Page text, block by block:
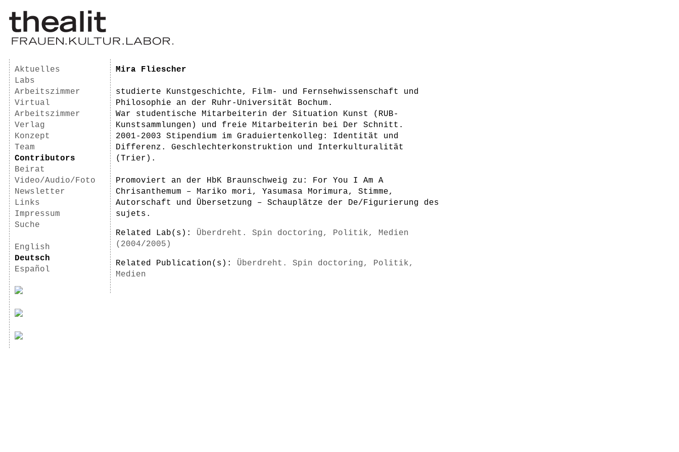
Aktuelles
Labs
Arbeitszimmer
Virtual
Arbeitszimmer
Verlag
Konzept
Team
Contributors
Beirat
Video/Audio/Foto
Newsletter
Links
Impressum
Suche
English
Deutsch
Español
Mira Fliescher
studierte Kunstgeschichte, Film- und Fernsehwissenschaft und
Philosophie an der Ruhr-Universität Bochum.
War studentische Mitarbeiterin der Situation Kunst (RUB-
Kunstsammlungen) und freie Mitarbeiterin bei Der Schnitt.
2001-2003 Stipendium im Graduiertenkolleg: Identität und
Differenz. Geschlechterkonstruktion und Interkulturalität
(Trier).
Promoviert an der HbK Braunschweig zu: For You I Am A
Chrisanthemum – Mariko mori, Yasumasa Morimura, Stimme,
Autorschaft und Übersetzung – Schauplätze der De/Figurierung des
sujets.
Related Lab(s): Überdreht. Spin doctoring, Politik, Medien
(2004/2005)
Related Publication(s): Überdreht. Spin doctoring, Politik,
Medien